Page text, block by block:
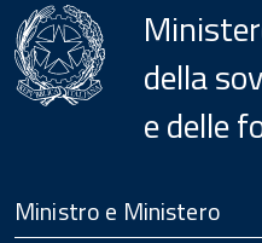
della
e delle
Footer
Ministro e Ministero